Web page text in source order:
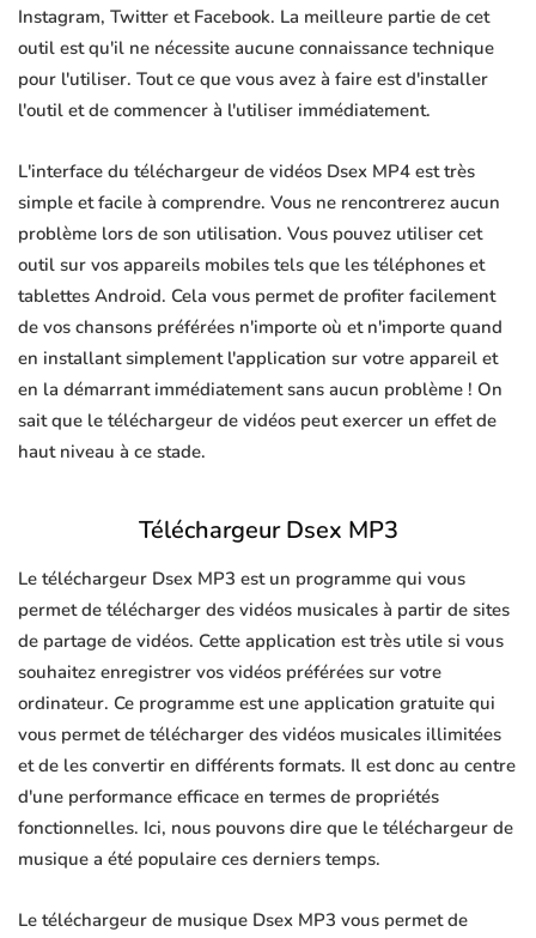
Instagram, Twitter et Facebook. La meilleure partie de cet
outil est qu'il ne nécessite aucune connaissance technique
pour l'utiliser. Tout ce que vous avez à faire est d'installer
l'outil et de commencer à l'utiliser immédiatement.
L'interface du téléchargeur de vidéos Dsex MP4 est très
simple et facile à comprendre. Vous ne rencontrerez aucun
problème lors de son utilisation. Vous pouvez utiliser cet
outil sur vos appareils mobiles tels que les téléphones et
tablettes Android. Cela vous permet de profiter facilement
de vos chansons préférées n'importe où et n'importe quand
en installant simplement l'application sur votre appareil et
en la démarrant immédiatement sans aucun problème ! On
sait que le téléchargeur de vidéos peut exercer un effet de
haut niveau à ce stade.
Téléchargeur Dsex MP3
Le téléchargeur Dsex MP3 est un programme qui vous
permet de télécharger des vidéos musicales à partir de sites
de partage de vidéos. Cette application est très utile si vous
souhaitez enregistrer vos vidéos préférées sur votre
ordinateur. Ce programme est une application gratuite qui
vous permet de télécharger des vidéos musicales illimitées
et de les convertir en différents formats. Il est donc au centre
d'une performance efficace en termes de propriétés
fonctionnelles. Ici, nous pouvons dire que le téléchargeur de
musique a été populaire ces derniers temps.
Le téléchargeur de musique Dsex MP3 vous permet de